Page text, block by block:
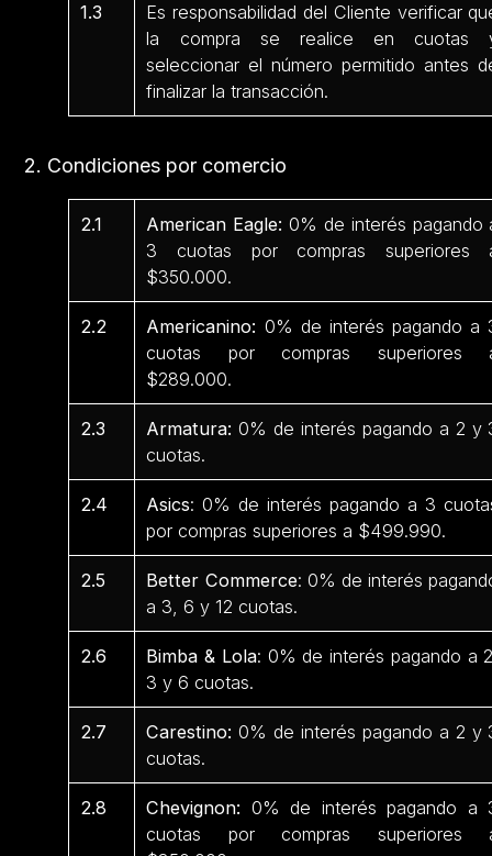
1.3
Es responsabilidad del Cliente verificar
la compra se realice en cuotas
seleccionar el número permitido antes
finalizar la transacción.
2. Condiciones por comercio
2.1 American Eagle: 0% de interés pagando
3 cuotas por compras superiores
$350.000.
2.2 Americanino: 0% de interés pagando a
cuotas por compras superiores
$289.000.
2.3 Armatura: 0% de interés pagando a 2 y
cuotas.
2.4 Asics: 0% de interés pagando a 3
por compras superiores a $499.990.
2.5 Better Commerce: 0% de interés
a 3, 6 y 12 cuotas.
2.6 Bimba & Lola: 0% de interés pagando a
3 y 6 cuotas.
2.7 Carestino: 0% de interés pagando a 2 y
cuotas.
2.8 Chevignon: 0% de interés pagando a
cuotas por compras superiores